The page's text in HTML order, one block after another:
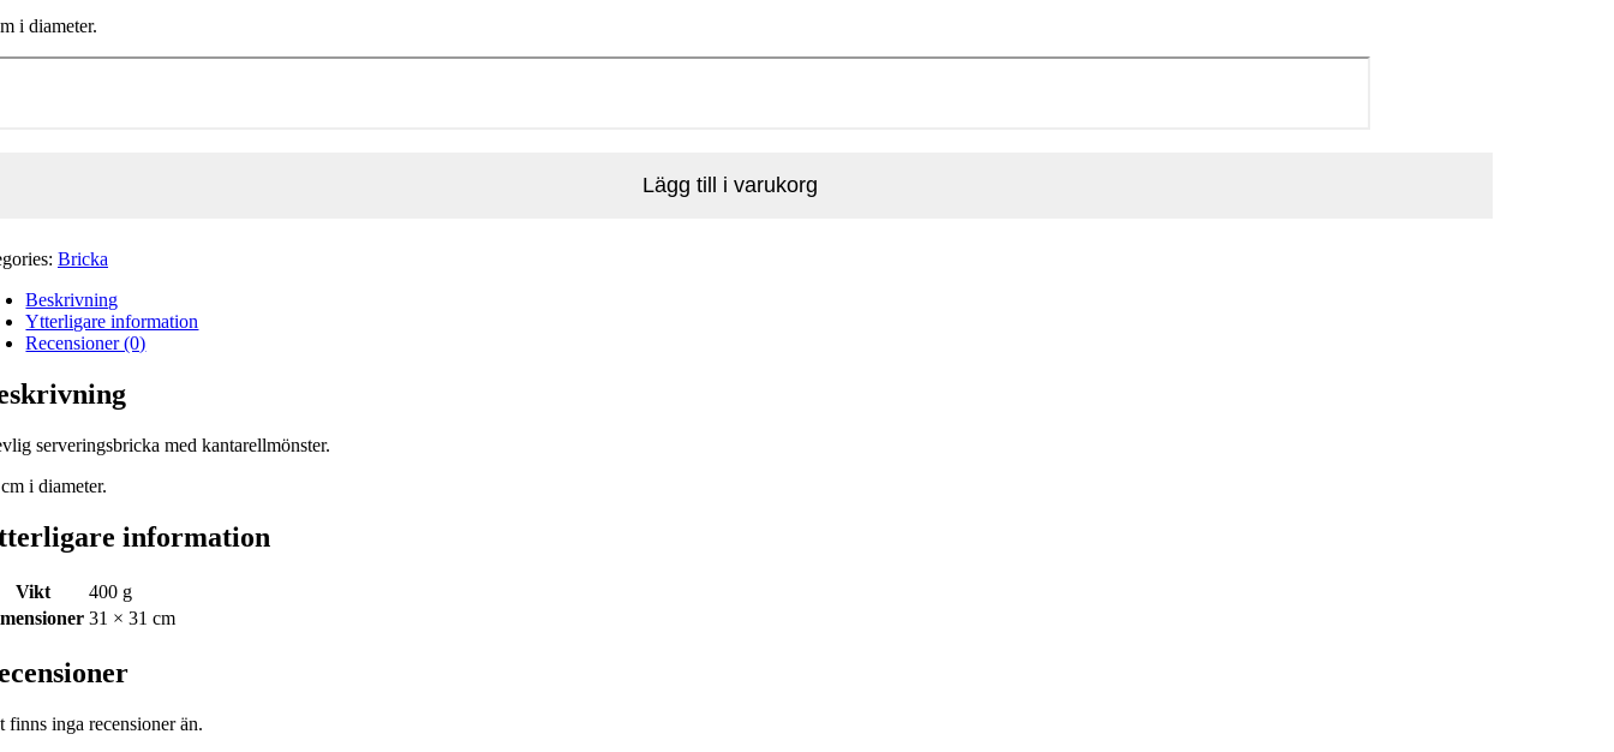
i diameter.
Lägg till i varukorg
Bricka
Beskrivning
Ytterligare information
Recensioner (0)
serveringsbricka med kantarellmönster.
i diameter.
information
Vikt
400 g
31 × 31 cm
finns inga recensioner än.